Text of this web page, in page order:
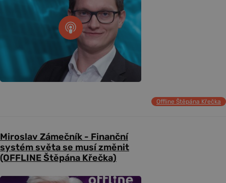
Offline Štěpána Křečka
Miroslav Zámečník - Finanční
systém světa se musí změnit
(OFFLINE Štěpána Křečka)